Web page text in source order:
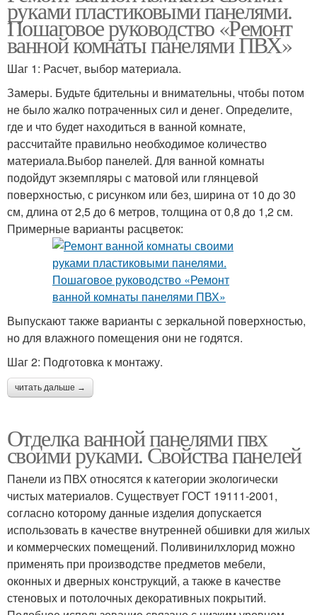
руками пластиковыми панелями.
Пошаговое руководство «Ремонт
ванной комнаты панелями ПВХ»
Шаг 1: Расчет, выбор материала.
Замеры. Будьте бдительны и внимательны, чтобы потом
не было жалко потраченных сил и денег. Определите,
где и что будет находиться в ванной комнате,
рассчитайте правильно необходимое количество
материала.Выбор панелей. Для ванной комнаты
подойдут экземпляры с матовой или глянцевой
поверхностью, с рисунком или без, ширина от 10 до 30
см, длина от 2,5 до 6 метров, толщина от 0,8 до 1,2 см.
Примерные варианты расцветок:
Выпускают также варианты с зеркальной поверхностью,
но для влажного помещения они не годятся.
Шаг 2: Подготовка к монтажу.
читать дальше →
Отделка ванной панелями пвх
своими руками. Свойства панелей
Панели из ПВХ относятся к категории экологически
чистых материалов. Существует ГОСТ 19111-2001,
согласно которому данные изделия допускается
использовать в качестве внутренней обшивки для жилых
и коммерческих помещений. Поливинилхлорид можно
применять при производстве предметов мебели,
оконных и дверных конструкций, а также в качестве
стеновых и потолочных декоративных покрытий.